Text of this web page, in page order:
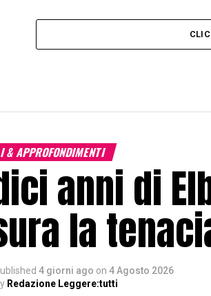
& APPROFONDIMENTI
anni di
la
4 giorni ago on 4 Agosto 2026
Redazione Leggere:tutti